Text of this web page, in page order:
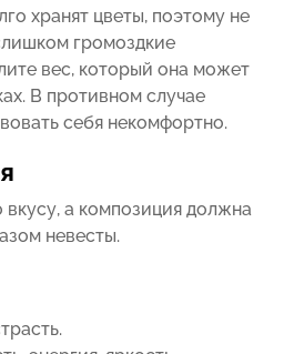
хранят цветы, поэтому не
громоздкие
вес, который она может
В противном случае
себя некомфортно.
а композиция должна
невесты.